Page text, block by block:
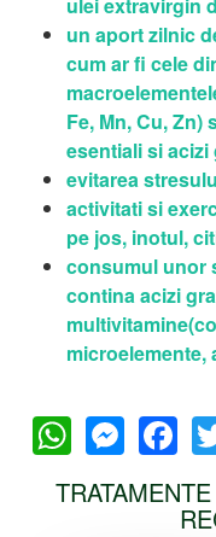
ulei extravirgin
un aport zilnic
cum ar fi cele
Fe, Mn, Cu, Zn)
esentiali si acizi
evitarea
activitati si
pe jos, inotul,
consumul unor
contina acizi